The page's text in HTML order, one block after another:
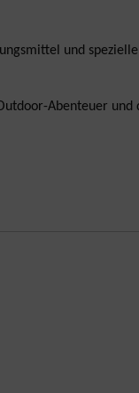
und
Abenteuer